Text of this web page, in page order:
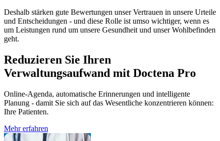
Deshalb stärken gute Bewertungen unser Vertrauen in unsere Urteile
und Entscheidungen - und diese Rolle ist umso wichtiger, wenn es
um Leistungen rund um unsere Gesundheit und unser Wohlbefinden
geht.
Reduzieren Sie Ihren
Verwaltungsaufwand mit Doctena Pro
Online-Agenda, automatische Erinnerungen und intelligente
Planung - damit Sie sich auf das Wesentliche konzentrieren können:
Ihre Patienten.
Mehr erfahren